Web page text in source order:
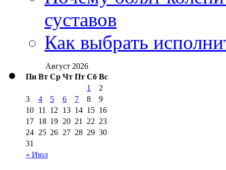
суставов
Как выбрать
Август 2026
Пн Вт Ср Чт Пт Сб Вс
« Июл
1
2
3
4 5 6 7 8
9
10 11 12 13 14 15 16
17 18 19 20 21 22 23
24 25 26 27 28 29 30
31